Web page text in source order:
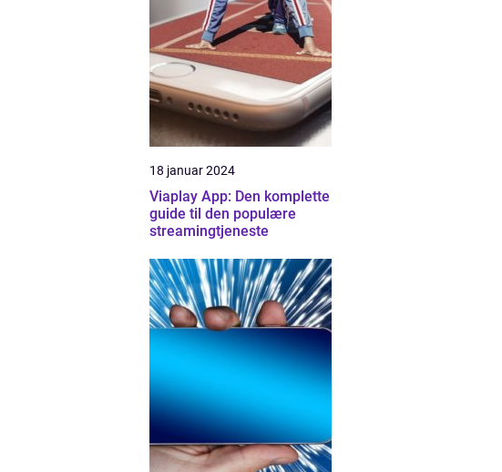
18 januar 2024
Viaplay App: Den komplette
guide til den populære
streamingtjeneste